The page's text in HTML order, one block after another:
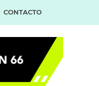
CONTACTO